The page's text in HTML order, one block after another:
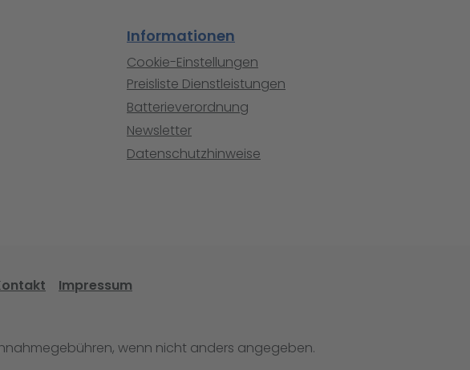
Informationen
Cookie-Einstellungen
Preisliste Dienstleistungen
Batterieverordnung
Newsletter
Datenschutzhinweise
Impressum
wenn nicht anders angegeben.